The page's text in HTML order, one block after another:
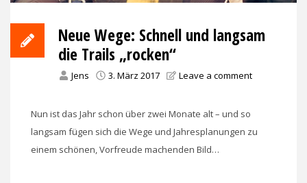
Neue Wege: Schnell und langsam
die Trails „rocken“
Jens 3. März 2017 Leave a comment
Nun ist das Jahr schon über zwei Monate alt – und so
langsam fügen sich die Wege und Jahresplanungen zu
einem schönen, Vorfreude machenden Bild…